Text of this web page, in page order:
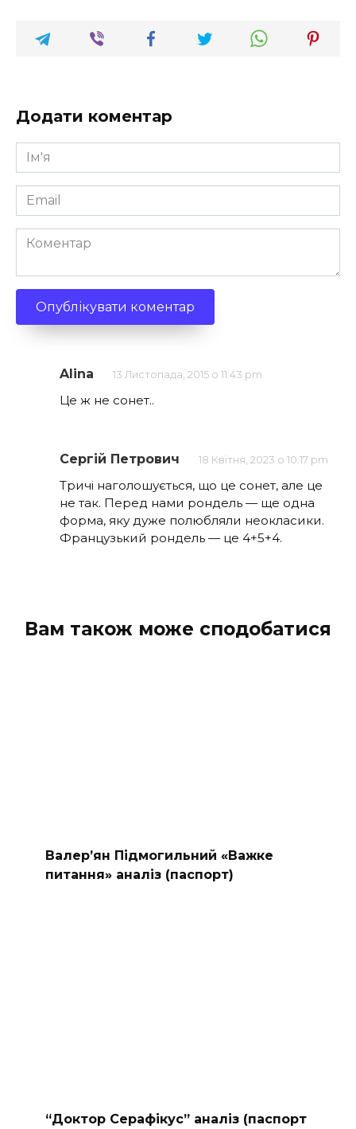
Додати коментар
Ім'я
*
Email
*
Коментар
Alina 13 Листопада, 2015 о 11:43 pm
Це ж не сонет..
Сергій Петрович 18 Квітня, 2023 о 10:17 pm
Тричі наголошується, що це сонет, але це
не так. Перед нами рондель — ще одна
форма, яку дуже полюбляли неокласики.
Французький рондель — це 4+5+4.
Вам також може сподобатися
Валер’ян Підмогильний «Важке
питання» аналіз (паспорт)
“Доктор Серафікус” аналіз (паспорт